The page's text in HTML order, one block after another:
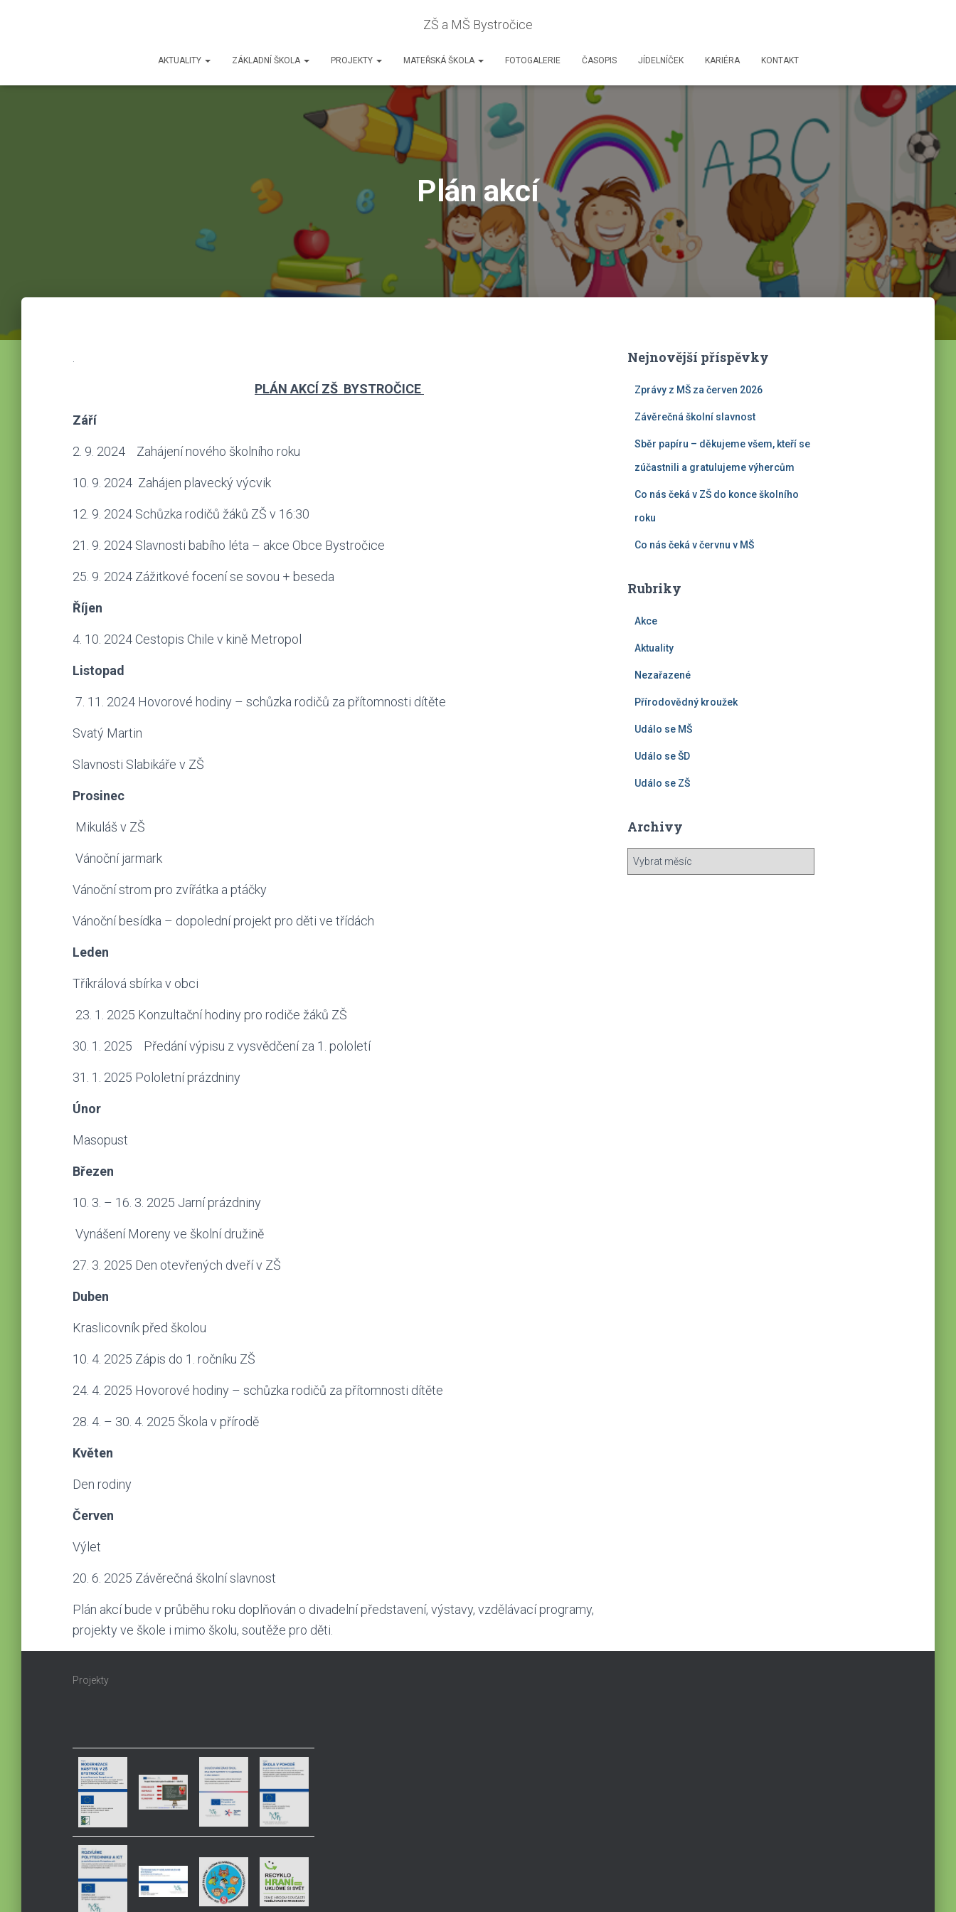
ZŠ a MŠ Bystročice
AKTUALITY ZÁKLADNÍ ŠKOLA PROJEKTY MATEŘSKÁ ŠKOLA FOTOGALERIE ČASOPIS JÍDELNÍČEK KARIÉRA KONTAKT
Plán akcí
PLÁN AKCÍ ZŠ BYSTROČICE
Září
2. 9. 2024 Zahájení nového školního roku
10. 9. 2024 Zahájen plavecký výcvik
12. 9. 2024 Schůzka rodičů žáků ZŠ v 16:30
21. 9. 2024 Slavnosti babího léta – akce Obce Bystročice
25. 9. 2024 Zážitkové focení se sovou + beseda
Říjen
4. 10. 2024 Cestopis Chile v kině Metropol
Listopad
7. 11. 2024 Hovorové hodiny – schůzka rodičů za přítomnosti dítěte
Svatý Martin
Slavnosti Slabikáře v ZŠ
Prosinec
Mikuláš v ZŠ
Vánoční jarmark
Vánoční strom pro zvířátka a ptáčky
Vánoční besídka – dopolední projekt pro děti ve třídách
Leden
Tříkrálová sbírka v obci
23. 1. 2025 Konzultační hodiny pro rodiče žáků ZŠ
30. 1. 2025 Předání výpisu z vysvědčení za 1. pololetí
31. 1. 2025 Pololetní prázdniny
Únor
Masopust
Březen
10. 3. – 16. 3. 2025 Jarní prázdniny
Vynášení Moreny ve školní družině
27. 3. 2025 Den otevřených dveří v ZŠ
Duben
Kraslicovník před školou
10. 4. 2025 Zápis do 1. ročníku ZŠ
24. 4. 2025 Hovorové hodiny – schůzka rodičů za přítomnosti dítěte
28. 4. – 30. 4. 2025 Škola v přírodě
Květen
Den rodiny
Červen
Výlet
20. 6. 2025 Závěrečná školní slavnost
Plán akcí bude v průběhu roku doplňován o divadelní představení, výstavy, vzdělávací programy,
projekty ve škole i mimo školu, soutěže pro děti.
Nejnovější příspěvky
Zprávy z MŠ za červen 2026
Závěrečná školní slavnost
Sběr papíru – děkujeme všem, kteří se
zúčastnili a gratulujeme výhercům
Co nás čeká v ZŠ do konce školního
roku
Co nás čeká v červnu v MŠ
Rubriky
Akce
Aktuality
Nezařazené
Přírodovědný kroužek
Událo se MŠ
Událo se ŠD
Událo se ZŠ
Archivy
Projekty